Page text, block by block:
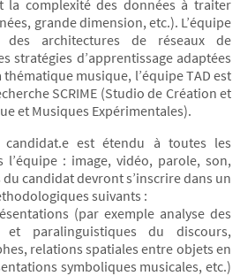
la complexité des données à traiter
grande dimension, etc.). L’équipe
des architectures de réseaux de
stratégies d’apprentissage adaptées
musique, l’équipe TAD est
SCRIME (Studio de Création et
et Musiques Expérimentales).
est étendu à toutes les
l’équipe : image, vidéo, parole, son,
candidat devront s’inscrire dans un
suivants :
(par exemple analyse des
et paralinguistiques du discours,
relations spatiales entre objets en
symboliques musicales, etc.)